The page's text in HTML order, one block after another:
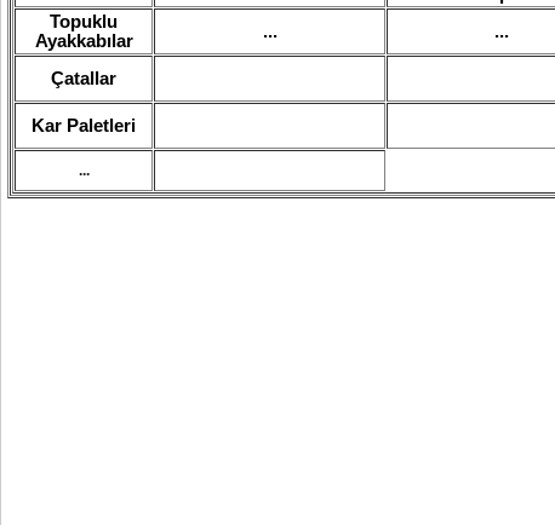
Topuklu
Ayakkabılar
... ...
Çatallar
Kar Paletleri
...